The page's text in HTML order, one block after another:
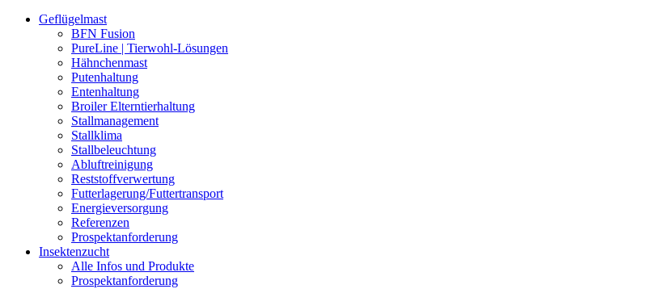
Geflügelmast
BFN Fusion
PureLine | Tierwohl-Lösungen
Hähnchenmast
Putenhaltung
Entenhaltung
Broiler Elterntierhaltung
Stallmanagement
Stallklima
Stallbeleuchtung
Abluftreinigung
Reststoffverwertung
Futterlagerung/Futtertransport
Energieversorgung
Referenzen
Prospektanforderung
Insektenzucht
Alle Infos und Produkte
Prospektanforderung